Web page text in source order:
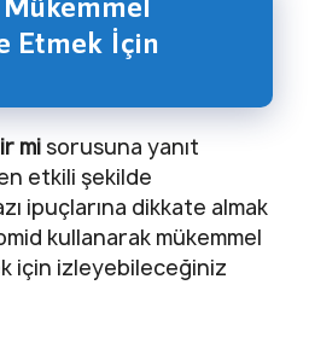
Etmek İçin
mi sorusuna yanıt
etkili şekilde
ipuçlarına dikkate almak
kullanarak mükemmel
için izleyebileceğiniz